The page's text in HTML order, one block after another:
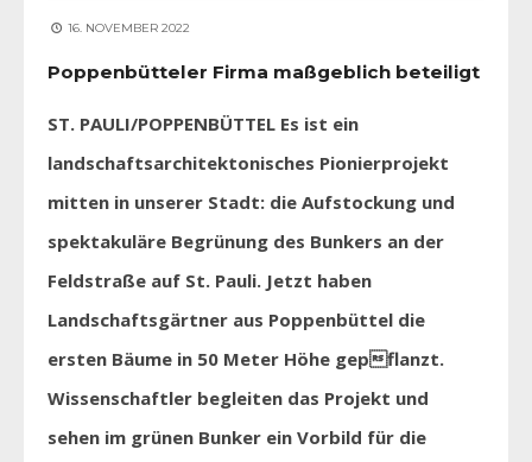
16. NOVEMBER 2022
Poppenbütteler Firma maßgeblich beteiligt
ST. PAULI/POPPENBÜTTEL Es ist ein
landschaftsarchitektonisches Pionierprojekt
mitten in unserer Stadt: die Aufstockung und
spektakuläre Begrünung des Bunkers an der
Feldstraße auf St. Pauli. Jetzt haben
Landschaftsgärtner aus Poppenbüttel die
ersten Bäume in 50 Meter Höhe gepflanzt.
Wissenschaftler begleiten das Projekt und
sehen im grünen Bunker ein Vorbild für die